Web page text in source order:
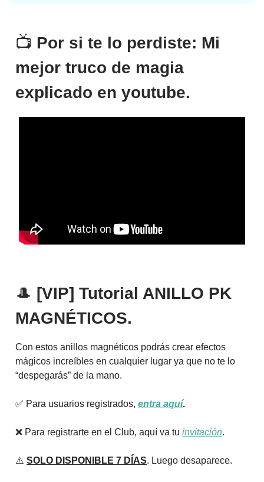
📺️ Por si te lo perdiste: Mi
mejor truco de magia
explicado en youtube.
🎩 [VIP] Tutorial ANILLO PK
MAGNÉTICOS.
Con estos anillos magnéticos podrás crear efectos
mágicos increíbles en cualquier lugar ya que no te lo
“despegarás” de la mano.
✅ Para usuarios registrados, entra aquí.
❌ Para registrarte en el Club, aquí va tu invitación.
⚠️ SOLO DISPONIBLE 7 DÍAS. Luego desaparece.